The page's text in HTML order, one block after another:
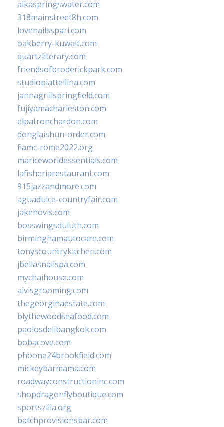
alkaspringswater.com
318mainstreet8h.com
lovenailsspari.com
oakberry-kuwait.com
quartzliterary.com
friendsofbroderickpark.com
studiopiattellina.com
jannagrillspringfield.com
fujiyamacharleston.com
elpatronchardon.com
donglaishun-order.com
fiamc-rome2022.org
mariceworldessentials.com
lafisheriarestaurant.com
915jazzandmore.com
aguadulce-countryfair.com
jakehovis.com
bosswingsduluth.com
birminghamautocare.com
tonyscountrykitchen.com
jbellasnailspa.com
mychaihouse.com
alvisgrooming.com
thegeorginaestate.com
blythewoodseafood.com
paolosdelibangkok.com
bobacove.com
phoone24brookfield.com
mickeybarmama.com
roadwayconstructioninc.com
shopdragonflyboutique.com
sportszilla.org
batchprovisionsbar.com